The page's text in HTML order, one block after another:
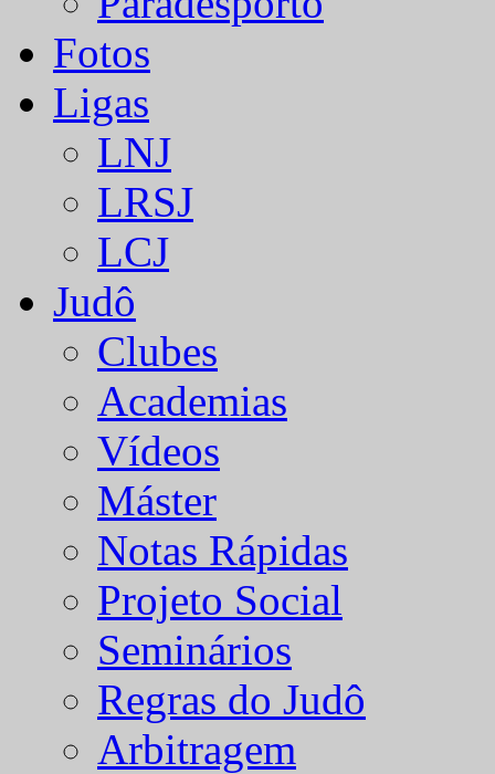
Fotos
Ligas
LNJ
LRSJ
LCJ
Judô
Clubes
Academias
Vídeos
Máster
Notas Rápidas
Projeto Social
Seminários
Regras do Judô
Arbitragem